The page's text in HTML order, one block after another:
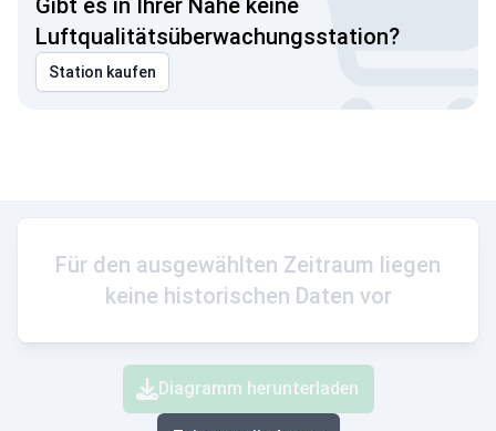
Gibt es in Ihrer Nähe keine
Luftqualitätsüberwachungsstation?
Station kaufen
Für den ausgewählten Zeitraum liegen
keine historischen Daten vor
Diagramm herunterladen